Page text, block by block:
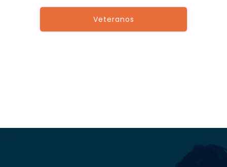
Veteranos